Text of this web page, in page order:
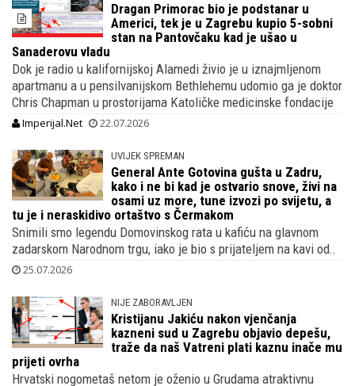
Dragan Primorac bio je podstanar u
Americi, tek je u Zagrebu kupio 5-sobni
stan na Pantovčaku kad je ušao u
Sanaderovu vladu
Dok je radio u kalifornijskoj Alamedi živio je u iznajmljenom
apartmanu a u pensilvanijskom Bethlehemu udomio ga je doktor
Chris Chapman u prostorijama Katoličke medicinske fondacije
Imperijal.Net 22.07.2026
UVIJEK SPREMAN
General Ante Gotovina gušta u Zadru,
kako i ne bi kad je ostvario snove, živi na
osami uz more, tune izvozi po svijetu, a
tu je i neraskidivo ortaštvo s Čermakom
Snimili smo legendu Domovinskog rata u kafiću na glavnom
zadarskom Narodnom trgu, iako je bio s prijateljem na kavi od..
25.07.2026
NIJE ZABORAVLJEN
Kristijanu Jakiću nakon vjenčanja
kazneni sud u Zagrebu objavio depešu,
traže da naš Vatreni plati kaznu inače mu
prijeti ovrha
Hrvatski nogometaš netom je oženio u Grudama atraktivnu